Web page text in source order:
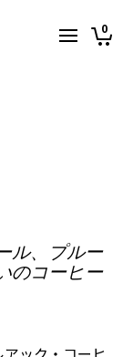
0
ル、プルー
のコーヒー